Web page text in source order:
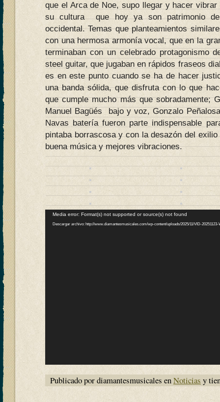
que el Arca de Noe, supo llegar y hacer
su cultura que hoy ya son patrimonio
occidental. Temas que planteamientos
con una hermosa armonía vocal, que en la
terminaban con un celebrado protagonismo
steel guitar, que jugaban en rápidos fraseos
es en este punto cuando se ha de hacer
una banda sólida, que disfruta con lo que
que cumple mucho más que sobradamente;
Manuel Bagüés bajo y voz, Gonzalo
Navas batería fueron parte indispensable
pintaba borrascosa y con la desazón del
buena música y mejores vibraciones.
Reproductor
Media error: Format(s) not supported or source(s) not found
Descargar archivo: http://www.diamantesmusicales.com/wp-content/uploads/2025/11/VID-20251123-
Publicado por diamantesmusicales enNoticias y